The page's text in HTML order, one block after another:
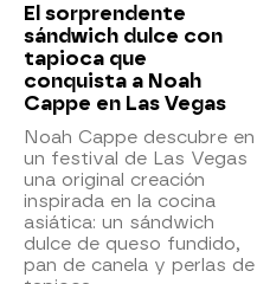
El sorprendente
sándwich dulce con
tapioca que
conquista a Noah
Cappe en Las Vegas
Noah Cappe descubre en
un festival de Las Vegas
una original creación
inspirada en la cocina
asiática: un sándwich
dulce de queso fundido,
pan de canela y perlas de